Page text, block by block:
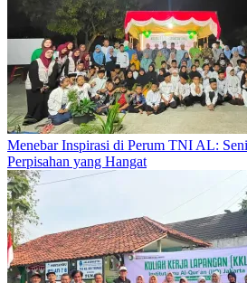
Menebar Inspirasi di Perum TNI AL:
Perpisahan yang Hangat